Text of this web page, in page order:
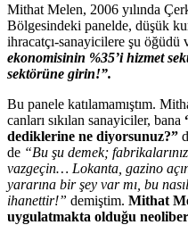
Mithat Melen, 2006 yılında
Bölgesindeki panelde, düşük
ihracatçı-sanayicilere şu öğüdü
ekonomisinin %35’i hizmet
sektörüne girin!”.
Bu panele katılamamıştım.
canları sıkılan sanayiciler, bana
dediklerine ne diyorsunuz?”
de “Bu şu demek;
vazgeçin… Lokanta, gazino
yararına bir şey var mı, bu
ihanettir!” demiştim. Mithat
uygulatmakta olduğu